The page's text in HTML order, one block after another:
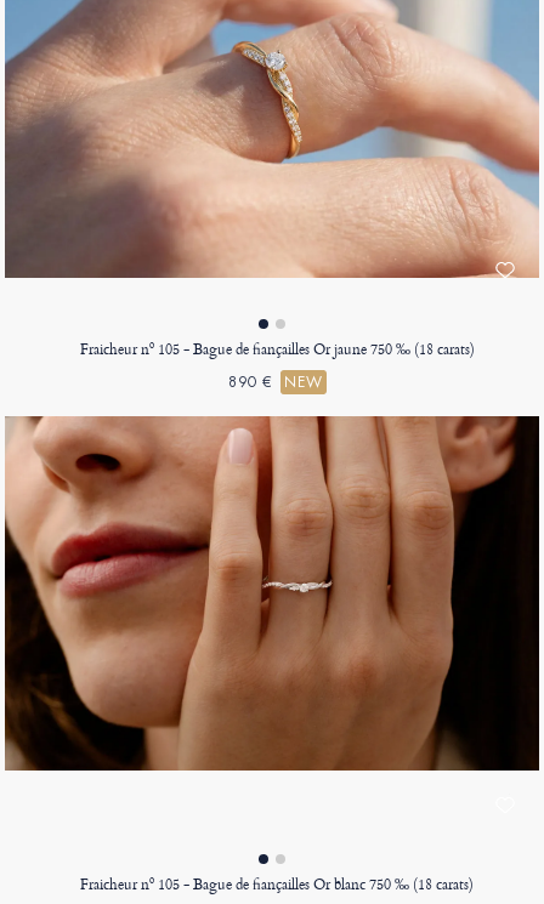
Fraicheur nº 105 - Bague de fiançailles Or jaune 750 ‰ (18 carats)
890 € NEW
Fraicheur nº 105 - Bague de fiançailles Or blanc 750 ‰ (18 carats)